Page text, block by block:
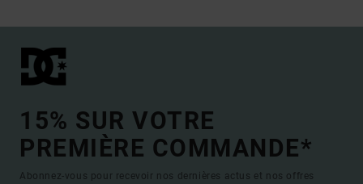
15% SUR VOTRE
PREMIÈRE COMMANDE*
Abonnez-vous pour recevoir nos dernières actus et nos offres